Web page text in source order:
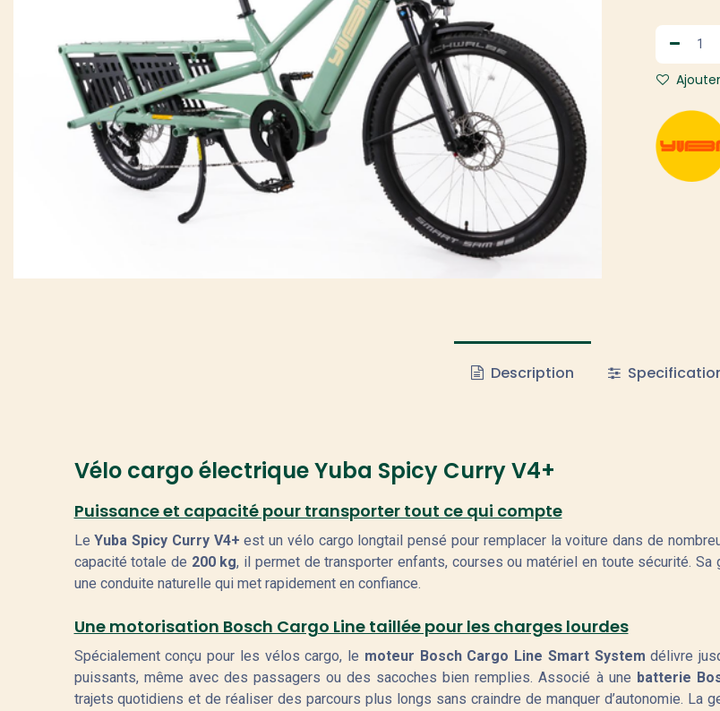
Description
Vélo cargo électrique Yuba Spicy Curry V4+
Puissance et capacité pour transporter tout ce qui compte
LeYuba Spicy Curry V4+ est un vélo cargo longtail pensé pour remplacer la voiture dans de
capacité totale de 200 kg, il permet de transporter enfants, courses ou matériel en toute sécurité.
une conduite naturelle qui met rapidement en confiance.
Une motorisation Bosch Cargo Line taillée pour les charges lourdes
Spécialement conçu pour les vélos cargo, le moteur Bosch Cargo Line Smart System délivre
puissants, même avec des passagers ou des sacoches bien remplies. Associé à une batterie
trajets quotidiens et de réaliser des parcours plus longs sans craindre de manquer d’autonomie. La